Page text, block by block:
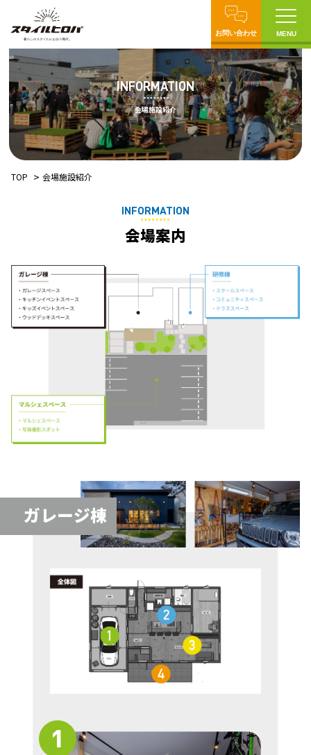
お問い合わせ MENU
INFORMATION
会場施設紹介
TOP 会場施設紹介
INFORMATION
会場案内
ガレージ棟
1